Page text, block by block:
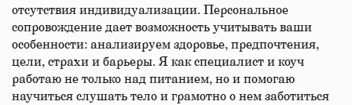
отсутствия индивидуализации. Персональное
сопровождение дает возможность учитывать ваши
особенности: анализируем здоровье, предпочтения,
цели, страхи и барьеры. Я как специалист и коуч
работаю не только над питанием, но и помогаю
научиться слушать тело и грамотно о нем заботиться